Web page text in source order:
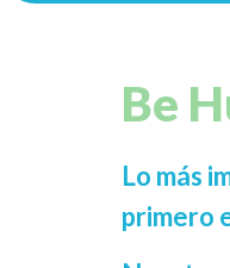
Be
Lo más
primero